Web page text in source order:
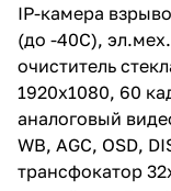
по пресетам 50°/
0.1˚/сек ~ 40˚/сек;
зум, маскинг зон, WiseNetIII
DSP, WDR 120ДБ, SSNRIII,
встроенная
(виртуальная линия,
лица, детектор
детектор
похищенных
IP-камера
(до -40С),
очиститель
1920x1080, 60
аналоговый
WB, AGC, OSD,
трансфокатор